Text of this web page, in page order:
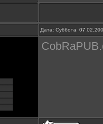
Дата: Суббота,